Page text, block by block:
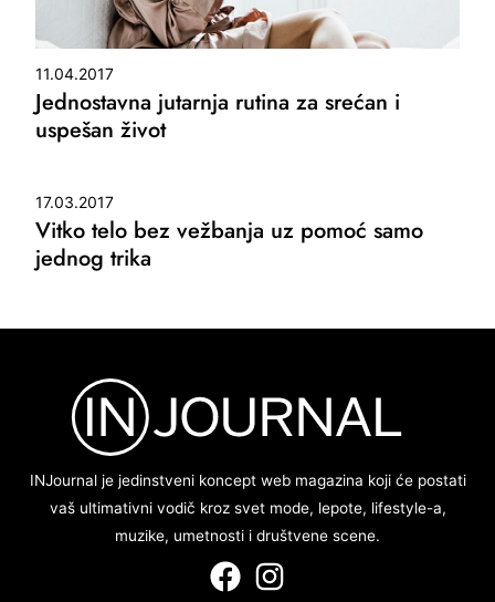
11.04.2017
Jednostavna jutarnja rutina za srećan i
uspešan život
17.03.2017
Vitko telo bez vežbanja uz pomoć samo
jednog trika
INJournal je jedinstveni koncept web magazina koji će postati
vaš ultimativni vodič kroz svet mode, lepote, lifestyle-a,
muzike, umetnosti i društvene scene.